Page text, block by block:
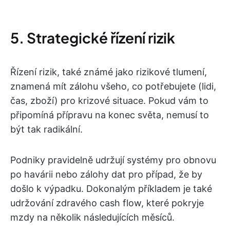
5. Strategické řízení rizik
Řízení rizik, také známé jako rizikové tlumení,
znamená mít zálohu všeho, co potřebujete (lidi,
čas, zboží) pro krizové situace. Pokud vám to
připomíná přípravu na konec světa, nemusí to
být tak radikální.
Podniky pravidelně udržují systémy pro obnovu
po havárii nebo zálohy dat pro případ, že by
došlo k výpadku. Dokonalým příkladem je také
udržování zdravého cash flow, které pokryje
mzdy na několik následujících měsíců.